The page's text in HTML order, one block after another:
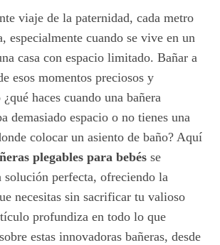
viaje de la paternidad, cada metro
especialmente cuando se vive en un
casa con espacio limitado. Bañar a
esos momentos preciosos y
haces cuando una bañera
demasiado espacio o no tienes una
colocar un asiento de baño? Aquí
plegables para bebés se
solución perfecta, ofreciendo la
necesitas sin sacrificar tu valioso
profundiza en todo lo que
estas innovadoras bañeras, desde